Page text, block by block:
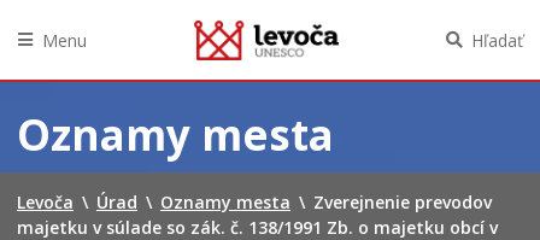
obsah
Menu Hľadať
Oznamy mesta
Levoča \ Úrad \ Oznamy mesta \ Zverejnenie prevodov
majetku v súlade so zák. č. 138/1991 Zb. o majetku obcí v